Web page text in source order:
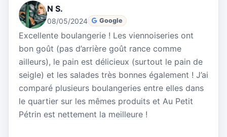
N S.
08/05/2024 Google
Excellente boulangerie ! Les viennoiseries ont
bon goût (pas d’arrière goût rance comme
ailleurs), le pain est délicieux (surtout le pain de
seigle) et les salades très bonnes également ! J’ai
comparé plusieurs boulangeries entre elles dans
le quartier sur les mêmes produits et Au Petit
Pétrin est nettement la meilleure !